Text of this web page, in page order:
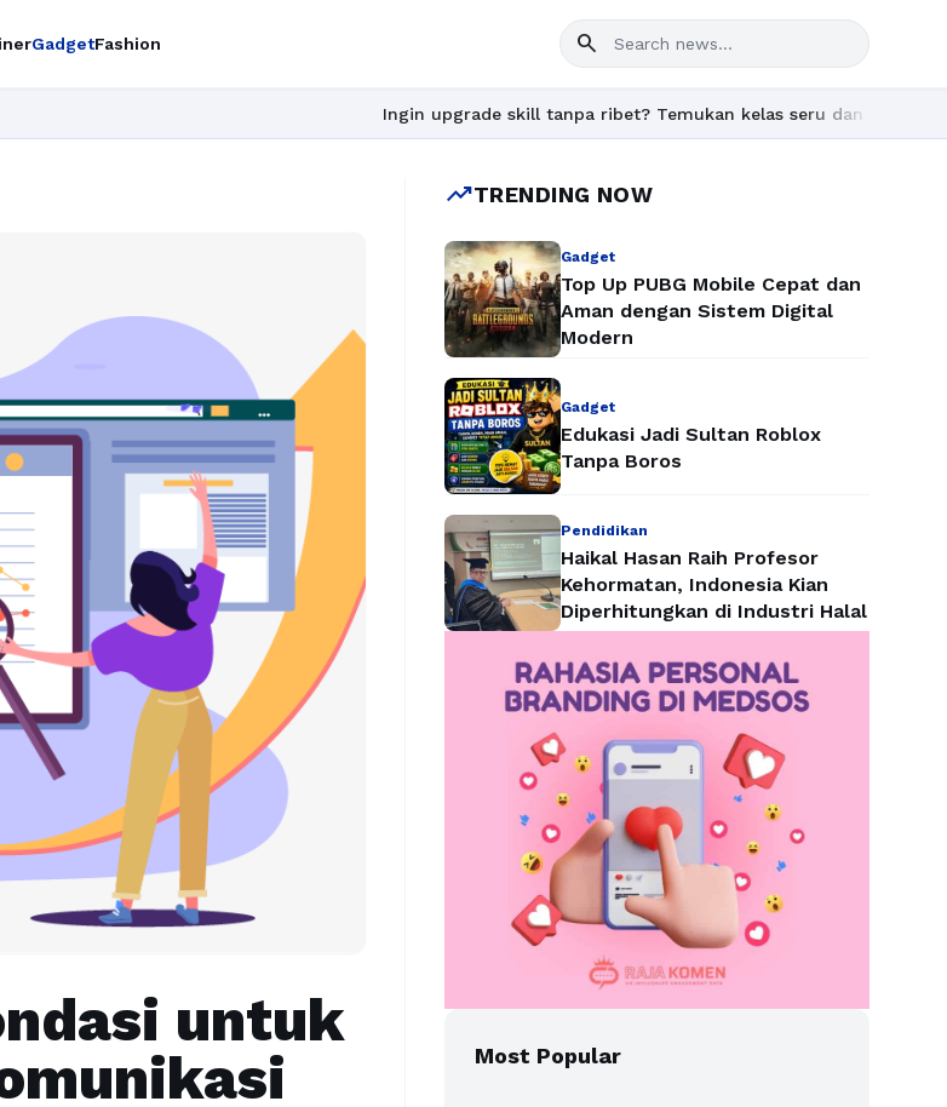
GadgetFashion search
Ingin upgrade skill tanpa ribet? Temukan kelas seru dan materi lengkap
untuk
trending_upTRENDING NOW
Gadget
Top Up PUBG Mobile Cepat dan
Aman dengan Sistem Digital
Modern
Gadget
Edukasi Jadi Sultan Roblox
Tanpa Boros
Pendidikan
Haikal Hasan Raih Profesor
Kehormatan, Indonesia Kian
Diperhitungkan di Industri Halal
Most Popular